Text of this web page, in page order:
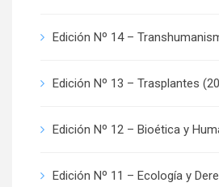
Edición Nº 14 –
Edición Nº 13 – Trasplantes
Edición Nº 12 – Bioética y
Edición Nº 11 – Ecología y